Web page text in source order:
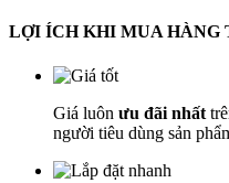
LỢI ÍCH KHI MUA HÀNG
Giá luôn ưu đãi nhất
người tiêu dùng sản